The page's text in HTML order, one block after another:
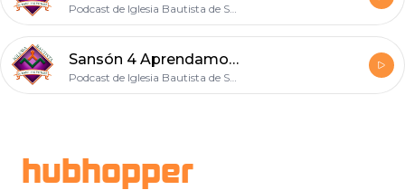
Podcast de Iglesia Bautista de SLP
Sansón 4 Aprendamos del fracaso
Podcast de Iglesia Bautista de SLP
hubhopper